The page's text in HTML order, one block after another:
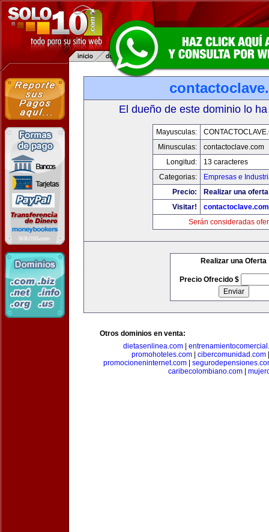
El dueño de este dominio lo
Mayusculas:
Minusculas:
contactoclave.com
Longitud:
13 caracteres
Categorias:
Empresas e
Precio:
Realizar una
Visitar!
contactoclave.com
Serán consideradas
Realizar una Oferta
Precio Ofrecido $
Otros dominios en venta:
dietasenlinea.com|
promohoteles.com
cibercomunidad.com
promocioneninternet.com|
caribecolombiano.com|